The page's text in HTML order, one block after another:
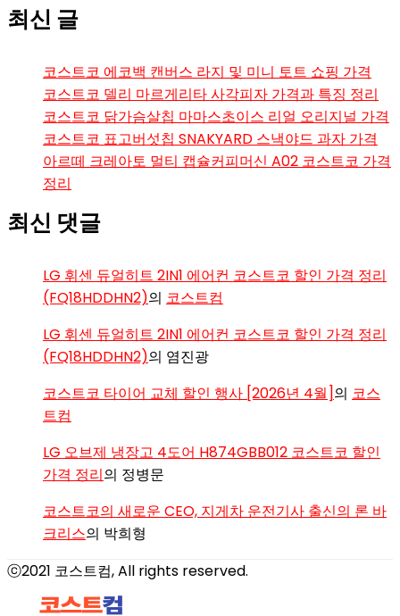
최신 글
코스트코 에코백 캔버스 라지 및 미니 토트 쇼핑 가격
코스트코 델리 마르게리타 사각피자 가격과 특징 정리
코스트코 닭가슴살칩 마마스초이스 리얼 오리지널 가격
코스트코 표고버섯칩 SNAKYARD 스낵야드 과자 가격
아르떼 크레아토 멀티 캡슐커피머신 A02 코스트코 가격
정리
최신 댓글
LG 휘센 듀얼히트 2IN1 에어컨 코스트코 할인 가격 정리
(FQ18HDDHN2)의 코스트컴
LG 휘센 듀얼히트 2IN1 에어컨 코스트코 할인 가격 정리
(FQ18HDDHN2)의 염진광
코스트코 타이어 교체 할인 행사 [2026년 4월]의 코스
트컴
LG 오브제 냉장고 4도어 H874GBB012 코스트코 할인
가격 정리의 정병문
코스트코의 새로운 CEO, 지게차 운전기사 출신의 론 바
크리스의 박희형
ⓒ2021 코스트컴, All rights reserved.